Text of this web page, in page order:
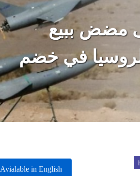
مضض ببيع
في خضم
Avialable in English